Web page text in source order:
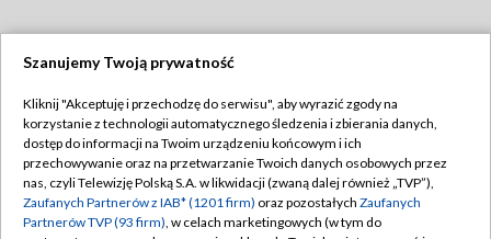
TVP
Abonament TVP
Emisja w TVP
Centrum informacji TVP
Regulamin TVP
Polityka prywatności
Szanujemy Twoją prywatność
Kliknij "Akceptuję i przechodzę do serwisu", aby wyrazić zgody na
korzystanie z technologii automatycznego śledzenia i zbierania danych,
dostęp do informacji na Twoim urządzeniu końcowym i ich
przechowywanie oraz na przetwarzanie Twoich danych osobowych przez
nas, czyli Telewizję Polską S.A. w likwidacji (zwaną dalej również „TVP”),
Zaufanych Partnerów z IAB* (1201 firm) oraz pozostałych Zaufanych
Partnerów TVP (93 firm), w celach marketingowych (w tym do